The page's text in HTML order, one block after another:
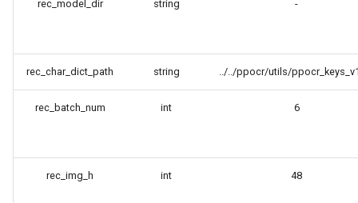
rec_model_dir string -
rec_char_dict_path string ../../ppocr/utils/
rec_batch_num int 6
rec_img_h int 48